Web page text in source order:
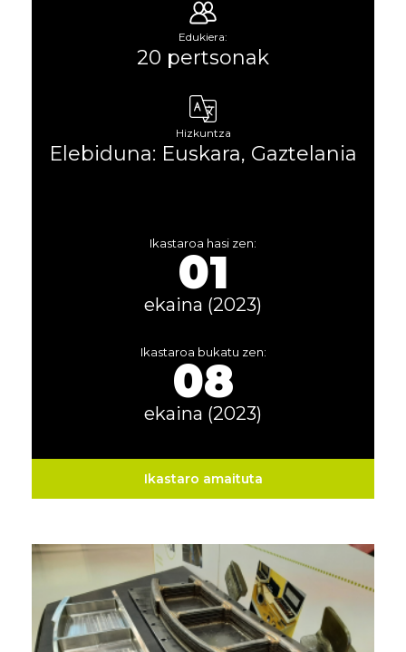
Edukiera:
20 pertsonak
Hizkuntza
Elebiduna: Euskara, Gaztelania
Ikastaroa hasi zen:
01
ekaina (2023)
Ikastaroa bukatu zen:
08
ekaina (2023)
Ikastaro amaituta